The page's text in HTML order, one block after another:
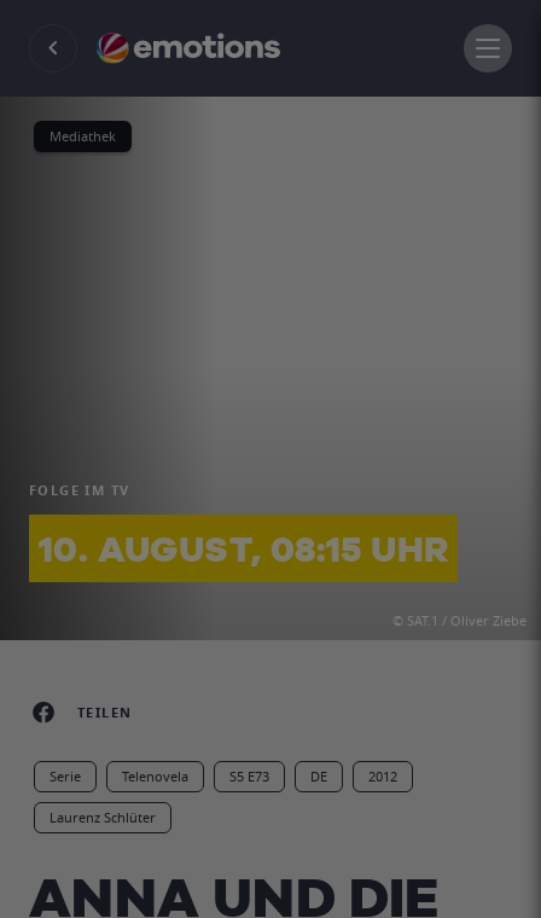
© SAT.1 / Oliver Ziebe
Mediathek
FOLGE IM TV
10. AUGUST, 08:15 UHR
TEILEN
Serie Telenovela S5 E73 DE 2012
Laurenz Schlüter
ANNA UND DIE